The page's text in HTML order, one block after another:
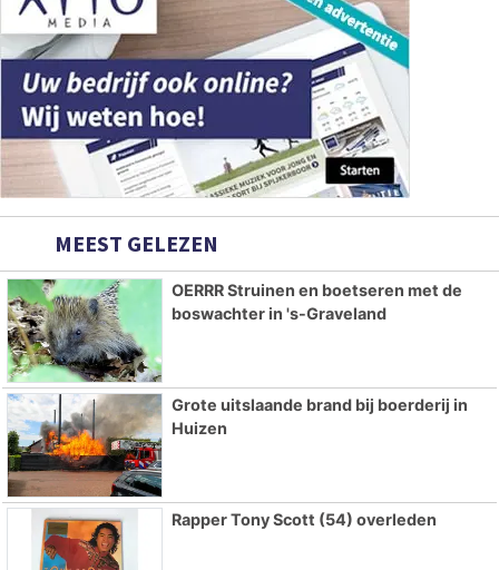
MEEST GELEZEN
OERRR Struinen en boetseren met de
boswachter in 's-Graveland
Grote uitslaande brand bij boerderij in
Huizen
Rapper Tony Scott (54) overleden